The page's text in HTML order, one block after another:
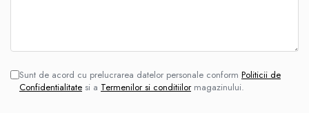
Sunt de acord cu prelucrarea datelor personale conform Politicii de
Confidentialitate si a Termenilor si conditiilormagazinului.